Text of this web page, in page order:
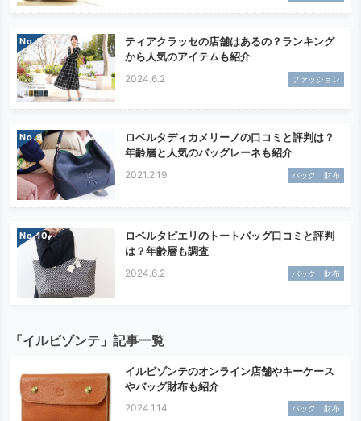
No.
ティアクラッセの店舗はあるの？ランキング
から人気のアイテムも紹介
2024.6.2 ファッション
No.
ロベルタディカメリーノの口コミと評判は？
年齢層と人気のバッグレーネも紹介
2021.2.19 バック 財布
No.
ロベルタピエリのトートバッグ口コミと評判
は？年齢層も調査
2024.6.2 バック 財布
「イルビゾンテ」記事一覧
イルビゾンテのオンライン店舗やキーケース
やバッグ財布も紹介
2024.1.14 バック 財布